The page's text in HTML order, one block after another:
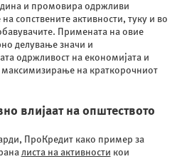
и промовира одржливи
сопствените активности, туку и во
Примената на овие
делување значи и
одржливост на економијата и
на краткорочниот
влијаат на општеството
ПроКредит како пример за
листа на активности кои